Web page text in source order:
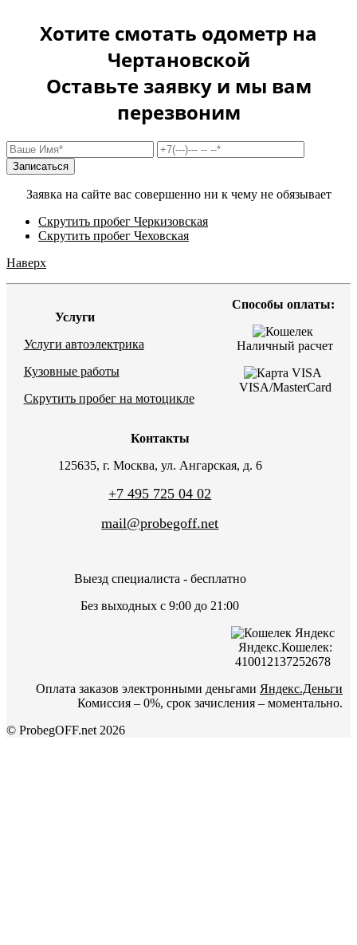
Хотите смотать одометр на
Чертановской
Оставьте заявку и мы вам
перезвоним
Заявка на сайте вас совершенно ни к чему не обязывает
Скрутить пробег Черкизовская
Скрутить пробег Чеховская
Наверх
Услуги
Услуги автоэлектрика
Кузовные работы
Скрутить пробег на мотоцикле
Контакты
125635, г. Москва, ул. Ангарская, д. 6
+7 495 725 04 02
mail@probegoff.net
Выезд специалиста - бесплатно
Без выходных с 9:00 до 21:00
Способы оплаты:
Наличный расчет
VISA/MasterCard
Яндекс.Кошелек:
410012137252678
Оплата заказов электронными деньгами Яндекс.Деньги
Комиссия – 0%, срок зачисления – моментально.
© ProbegOFF.net 2026